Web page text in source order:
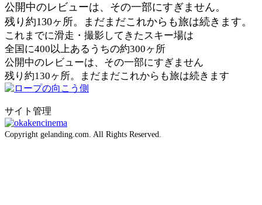
公開中のレビューは、その一部にすぎません。
残り約130ヶ所。まだまだこれからも旅は続きます。
これまでに滑走・撮影してきたスキー場は
全国に400以上あるうちの約300ヶ所
公開中のレビューは、その一部にすぎません
残り約130ヶ所。まだまだこれからも旅は続きます
サイト管理
Copyright gelanding.com. All Rights Reserved.